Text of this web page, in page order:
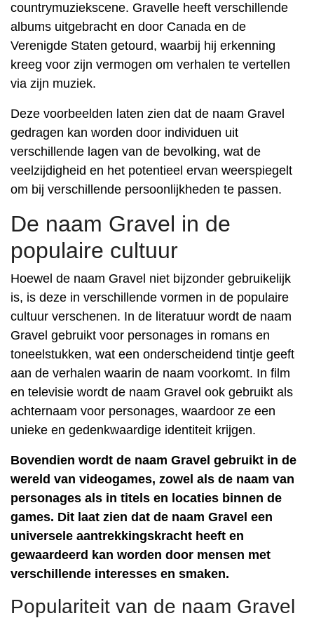
countrymuziekscene. Gravelle heeft verschillende
albums uitgebracht en door Canada en de
Verenigde Staten getourd, waarbij hij erkenning
kreeg voor zijn vermogen om verhalen te vertellen
via zijn muziek.
Deze voorbeelden laten zien dat de naam Gravel
gedragen kan worden door individuen uit
verschillende lagen van de bevolking, wat de
veelzijdigheid en het potentieel ervan weerspiegelt
om bij verschillende persoonlijkheden te passen.
De naam Gravel in de
populaire cultuur
Hoewel de naam Gravel niet bijzonder gebruikelijk
is, is deze in verschillende vormen in de populaire
cultuur verschenen. In de literatuur wordt de naam
Gravel gebruikt voor personages in romans en
toneelstukken, wat een onderscheidend tintje geeft
aan de verhalen waarin de naam voorkomt. In film
en televisie wordt de naam Gravel ook gebruikt als
achternaam voor personages, waardoor ze een
unieke en gedenkwaardige identiteit krijgen.
Bovendien wordt de naam Gravel gebruikt in de
wereld van videogames, zowel als de naam van
personages als in titels en locaties binnen de
games. Dit laat zien dat de naam Gravel een
universele aantrekkingskracht heeft en
gewaardeerd kan worden door mensen met
verschillende interesses en smaken.
Populariteit van de naam Gravel